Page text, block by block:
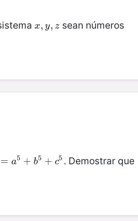
x, y, z
x,y,z
sean números
= a5 + b5 + c5
a5 +b 5+c5 . Demostrar que